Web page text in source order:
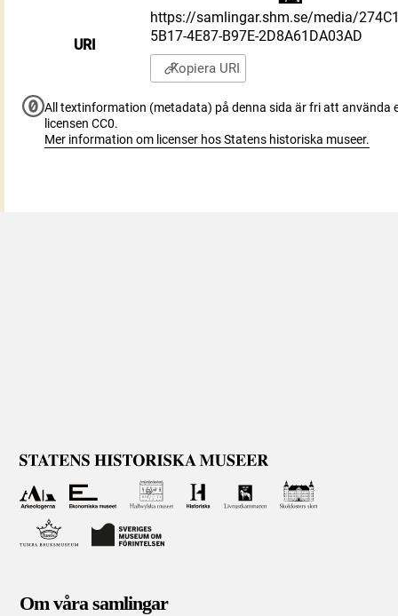
URI
https://samlingar.shm.se/media/
5B17-4E87-B97E-2D8A61DA03AD
Kopiera URI
All textinformation (metadata) på denna sida är fri att använda
licensen CC0.
Mer information om licenser hos Statens historiska museer.
Om våra samlingar